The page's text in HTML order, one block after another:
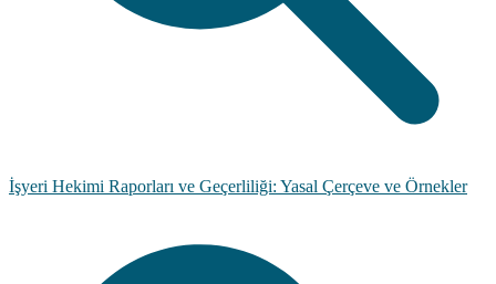
İşyeri Hekimi Raporları ve Geçerliliği: Yasal Çerçeve ve Örnekler